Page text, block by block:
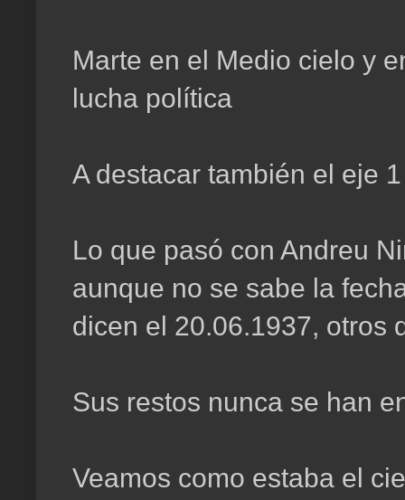
Marte en el Medio cielo y
lucha política
A destacar también el eje
Lo que pasó con Andreu
aunque no se sabe la
dicen el 20.06.1937, otros
Sus restos nunca se han
Veamos como estaba el